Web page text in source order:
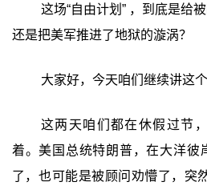
这场“自由计划” ，到底是给
还是把美军推进了地狱的漩涡？
大家好，今天咱们继续讲这个
这两天咱们都在休假过节
着。美国总统特朗普，在大洋彼
了，也可能是被顾问劝懵了，突